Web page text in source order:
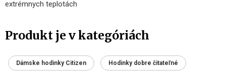
extrémnych teplotách
Produkt je v kategóriách
Dámske hodinky Citizen Hodinky dobre čitateľné